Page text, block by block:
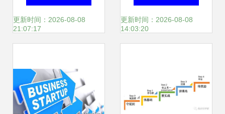
11.67万元起，麦
更新时间：2026-08-08
21:07:17
零食的新宠
更新时间：2026-08-08
14:03:20